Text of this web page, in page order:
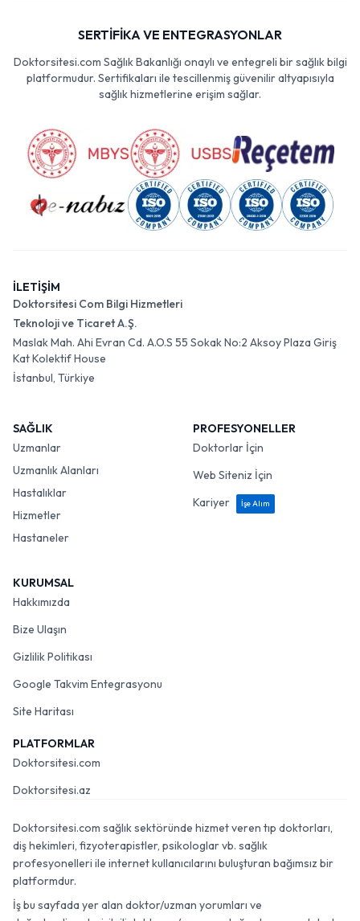
SERTİFİKA VE ENTEGRASYONLAR
Doktorsitesi.com Sağlık Bakanlığı onaylı ve entegreli bir sağlık bilgi
platformudur. Sertifikaları ile tescillenmiş güvenilir altyapısıyla
sağlık hizmetlerine erişim sağlar.
İLETİŞİM
Doktorsitesi Com Bilgi Hizmetleri
Teknoloji ve Ticaret A.Ş.
Maslak Mah. Ahi Evran Cd. A.O.S 55 Sokak No:2 Aksoy Plaza Giriş
Kat Kolektif House
İstanbul, Türkiye
SAĞLIK
Uzmanlar
Uzmanlık Alanları
Hastalıklar
Hizmetler
Hastaneler
PROFESYONELLER
Doktorlar İçin
Web Siteniz İçin
Kariyer
İşe Alım
KURUMSAL
Hakkımızda
Bize Ulaşın
Gizlilik Politikası
Google Takvim Entegrasyonu
Site Haritası
PLATFORMLAR
Doktorsitesi.com
Doktorsitesi.az
Doktorsitesi.com sağlık sektöründe hizmet veren tıp doktorları,
diş hekimleri, fizyoterapistler, psikologlar vb. sağlık
profesyonelleri ile internet kullanıcılarını buluşturan bağımsız bir
platformdur.
İş bu sayfada yer alan doktor/uzman yorumları ve